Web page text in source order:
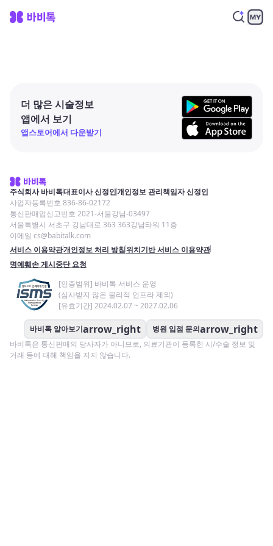
더 많은 시술정보
앱에서 보기
앱스토어에서 다운받기
주식회사 바비톡대표이사 신정인개인정보 관리책임자 신정인
사업자등록번호 836-86-02172
통신판매업신고번호 2021-서울강남-03497
서울특별시 서초구 강남대로 363 363강남타워 11층
이메일 cs@babitalk.com
서비스 이용약관개인정보 처리 방침위치기반 서비스 이용약관
명예훼손 게시중단 요청
[인증범위] 바비톡 서비스 운영
(심사받지 않은 물리적 인프라 제외)
[유효기간] 2024.02.07 ~ 2027.02.06
바비톡 알아보기arrow_right 병원 입점 문의arrow_right
바비톡은 통신판매의 당사자가 아니므로, 의료기관이 등록한 시/수술 정보 및
거래 등에 대해 책임을 지지 않습니다.